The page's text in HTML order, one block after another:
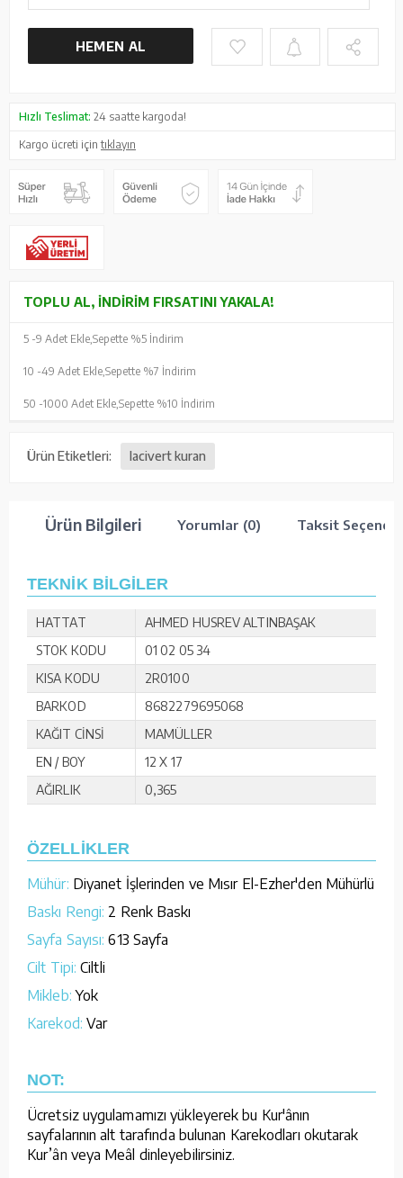
HEMEN AL
Hızlı Teslimat: 24 saatte kargoda!
Kargo ücreti içintıklayın
TOPLU AL, İNDIRIM FIRSATINI YAKALA!
5 -9 Adet Ekle, Sepette %5 İndirim
10 -49 Adet Ekle, Sepette %7 İndirim
50 -1000 Adet Ekle, Sepette %10 İndirim
Ürün Etiketleri: lacivert kuran
Ürün Bilgileri Yorumlar (0) Taksit
TEKNİK BİLGİLER
HATTAT
AHMED HUSREV ALTINBAŞAK
STOK KODU
01 02 05 34
KISA KODU
2R0100
BARKOD
8682279695068
KAĞIT CİNSİ
MAMÜLLER
EN / BOY
12 X 17
AĞIRLIK
0,365
ÖZELLİKLER
Mühür: Diyanet İşlerinden ve Mısır El-Ezher'den Mühürlü
Baskı Rengi: 2 Renk Baskı
Sayfa Sayısı: 613 Sayfa
Cilt Tipi: Ciltli
Mikleb: Yok
Karekod: Var
NOT:
Ücretsiz uygulamamızı yükleyerek bu Kur'ânın
sayfalarının alt tarafında bulunan Karekodları okutarak
Kur’ân veya Meâl dinleyebilirsiniz.